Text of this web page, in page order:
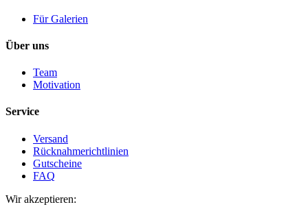
Für Galerien
Über uns
Team
Motivation
Service
Versand
Rücknahmerichtlinien
Gutscheine
FAQ
Wir akzeptieren: